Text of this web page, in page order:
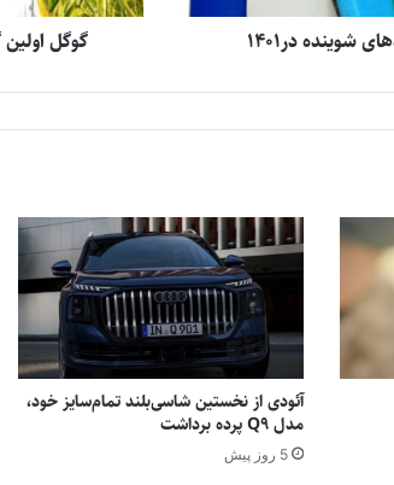
شوینده در1401 گوگل
آئودی از نخستین شاسی‌بلند تمام‌سایز خود،
مدل Q9 پرده برداشت
5 روز پیش